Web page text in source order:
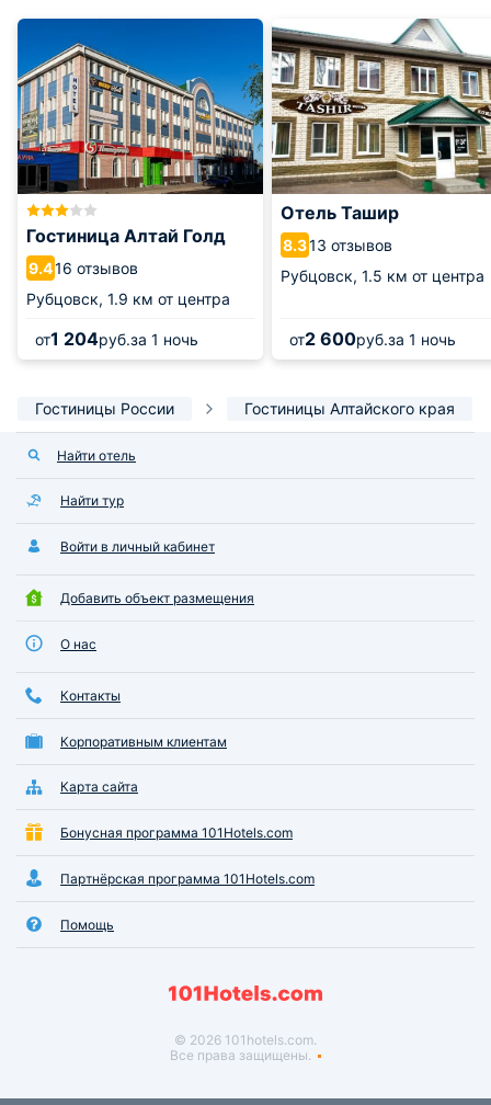
Гостиница Алтай Голд
9.416 отзывов
Рубцовск, 1.9 км от центра
от1 204руб.за 1 ночь
Отель Ташир
8.313 отзывов
Рубцовск, 1.5 км от центра
от2 600руб.за 1 ночь
Гостиницы России Гостиницы Алтайского края
Найти отель
Найти тур
Войти в личный кабинет
Добавить объект размещения
О нас
Контакты
Корпоративным клиентам
Карта сайта
Бонусная программа 101Hotels.com
Партнёрская программа 101Hotels.com
Помощь
© 2026 101hotels.com.
Все права защищены.